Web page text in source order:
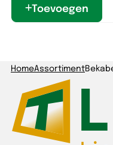
Toevoegen
HomeAssortiment